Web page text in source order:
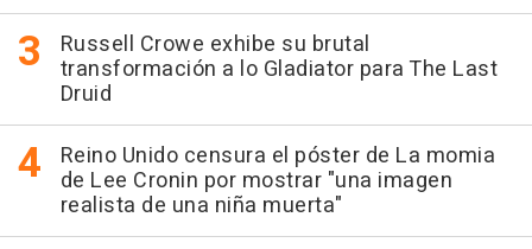
Russell Crowe exhibe su brutal
transformación a lo Gladiator para The Last
Druid
Reino Unido censura el póster de La momia
de Lee Cronin por mostrar "una imagen
realista de una niña muerta"